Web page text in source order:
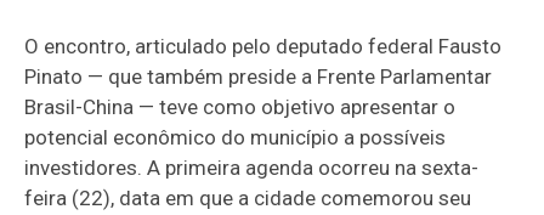
O encontro, articulado pelo deputado federal Fausto
Pinato — que também preside a Frente Parlamentar
Brasil-China — teve como objetivo apresentar o
potencial econômico do município a possíveis
investidores. A primeira agenda ocorreu na sexta-
feira (22), data em que a cidade comemorou seu